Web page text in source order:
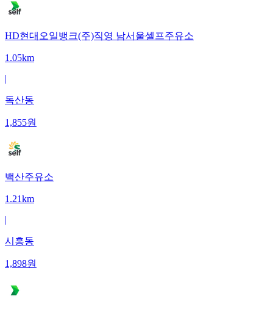
HD현대오일뱅크(주)직영 남서울셀프주유소
1.05km
|
독산동
1,855원
백산주유소
1.21km
|
시흥동
1,898원